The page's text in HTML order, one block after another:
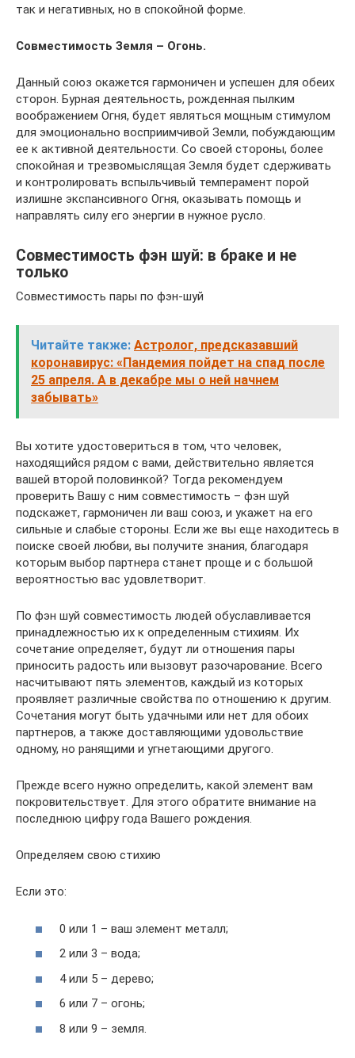
так и негативных, но в спокойной форме.
Совместимость Земля – Огонь.
Данный союз окажется гармоничен и успешен для обеих
сторон. Бурная деятельность, рожденная пылким
воображением Огня, будет являться мощным стимулом
для эмоционально восприимчивой Земли, побуждающим
ее к активной деятельности. Со своей стороны, более
спокойная и трезвомыслящая Земля будет сдерживать
и контролировать вспыльчивый темперамент порой
излишне экспансивного Огня, оказывать помощь и
направлять силу его энергии в нужное русло.
Совместимость фэн шуй: в браке и не
только
Совместимость пары по фэн-шуй
Читайте также: Астролог, предсказавший
коронавирус: «Пандемия пойдет на спад после
25 апреля. А в декабре мы о ней начнем
забывать»
Вы хотите удостовериться в том, что человек,
находящийся рядом с вами, действительно является
вашей второй половинкой? Тогда рекомендуем
проверить Вашу с ним совместимость – фэн шуй
подскажет, гармоничен ли ваш союз, и укажет на его
сильные и слабые стороны. Если же вы еще находитесь в
поиске своей любви, вы получите знания, благодаря
которым выбор партнера станет проще и с большой
вероятностью вас удовлетворит.
По фэн шуй совместимость людей обуславливается
принадлежностью их к определенным стихиям. Их
сочетание определяет, будут ли отношения пары
приносить радость или вызовут разочарование. Всего
насчитывают пять элементов, каждый из которых
проявляет различные свойства по отношению к другим.
Сочетания могут быть удачными или нет для обоих
партнеров, а также доставляющими удовольствие
одному, но ранящими и угнетающими другого.
Прежде всего нужно определить, какой элемент вам
покровительствует. Для этого обратите внимание на
последнюю цифру года Вашего рождения.
Определяем свою стихию
Если это:
0 или 1 – ваш элемент металл;
2 или 3 – вода;
4 или 5 – дерево;
6 или 7 – огонь;
8 или 9 – земля.